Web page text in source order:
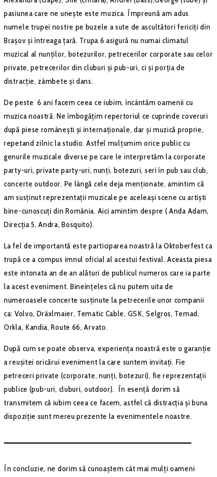
pasiunea care ne unește este muzica. Împreună am adus
numele trupei nostre pe buzele a sute de ascultători fericiți din
Brașov și întreaga țară. Trupa 6 asigură nu numai climatul
muzical al nunților, botezurilor, petrecerilor corporate sau celor
private, petrecerilor din cluburi și pub-uri, ci și porția de
distracție, zâmbete și dans.
De peste 6 ani facem ceea ce iubim, încântăm oamenii cu
muzica noastră. Ne îmbogățim repertoriul ce cuprinde coveruri
după piese românești și internaționale, dar și muzică proprie,
repetand zilnic la studio. Astfel mulțumim orice public cu
genurile muzicale diverse pe care le interpretăm la corporate
party-uri, private party-uri, nunți, botezuri, seri în pub sau club,
concerte outdoor. Pe lângă cele deja menționate, amintim că
am susținut reprezentații muzicale pe aceleași scene cu artiști
bine-cunoscuți din România. Aici amintim despre ( Anda Adam,
Direcția 5, Andra, Bosquito).
La fel de importantă este participarea noastră la Oktoberfest ca
trupă ce a compus imnul oficial al acestui festival. Aceasta piesa
este intonata an de an alături de publicul numeros care ia parte
la acest eveniment. Bineînțeles că nu putem uita de
numeroasele concerte susținute la petrecerile unor companii
ca: Volvo, Dräxlmaier, Tematic Cable, GSK, Selgros, Temad,
Orkla, Kandia, Route 66, Arvato.
După cum se poate observa, experiența noastră este o garanție
a reușitei oricărui eveniment la care suntem invitați. Fie
petreceri private (corporate, nunți, botezuri), fie reprezentații
publice (pub-uri, cluburi, outdoor). În esență dorim să
transmitem că iubim ceea ce facem, astfel că distracția și buna
dispoziție sunt mereu prezente la evenimentele noastre.
–––––––––––––––––––––––––––––––––––––––––––
În concluzie, ne dorim să cunoaștem cât mai mulți oameni